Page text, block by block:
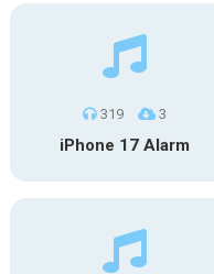
319 3
iPhone 17 Alarm